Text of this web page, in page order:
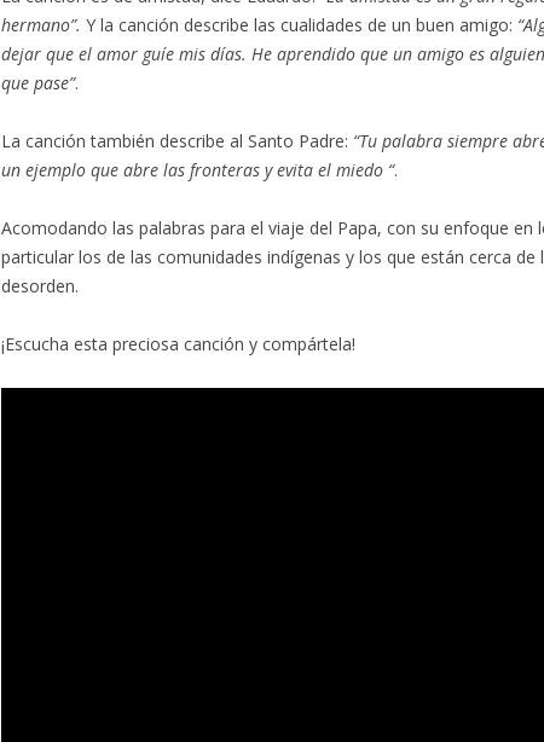
hermano”. Y la canción describe las cualidades de un buen amigo:
dejar que el amor guíe mis días. He aprendido que un amigo es
que pase”.
La canción también describe al Santo Padre: “Tu palabra siempre
un ejemplo que abre las fronteras y evita el miedo “.
Acomodando las palabras para el viaje del Papa, con su enfoque en
particular los de las comunidades indígenas y los que están cerca
desorden.
¡Escucha esta preciosa canción y compártela!